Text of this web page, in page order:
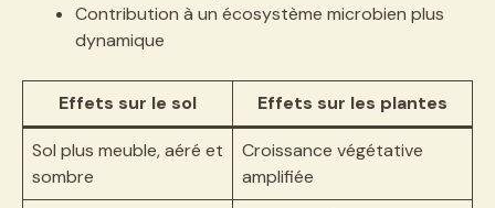
Contribution à un écosystème microbien plus
dynamique
Effets sur le sol Effets sur les plantes
Sol plus meuble, aéré et
sombre
Croissance végétative
amplifiée